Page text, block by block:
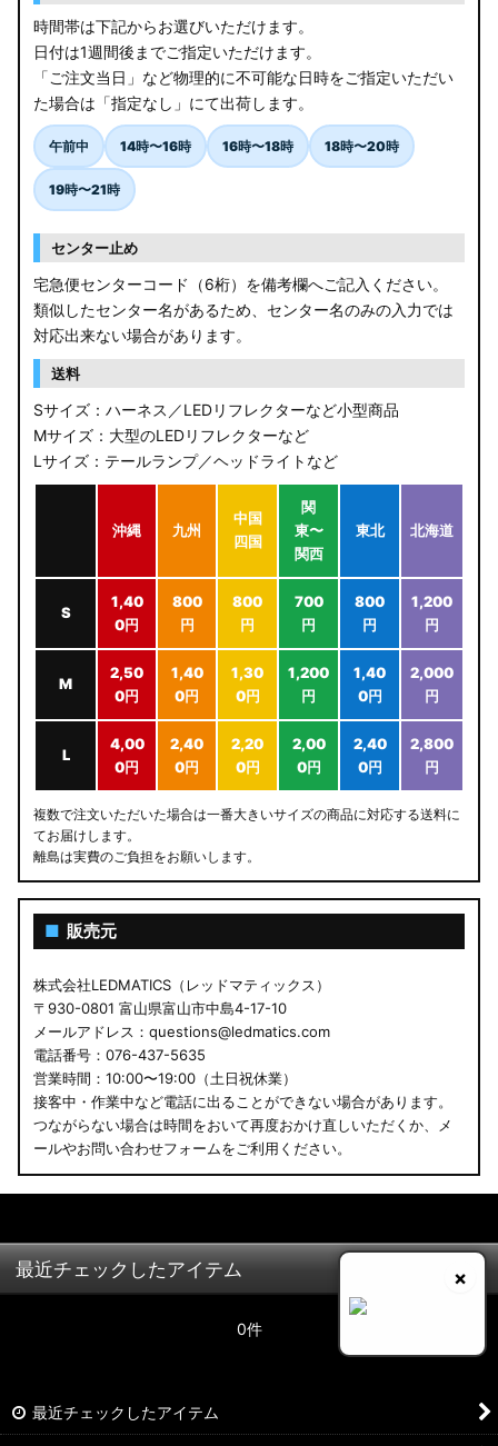
時間帯は下記からお選びいただけます。
日付は1週間後までご指定いただけます。
「ご注文当日」など物理的に不可能な日時をご指定いただい
た場合は「指定なし」にて出荷します。
午前中 14時〜16時 16時〜18時 18時〜20時
19時〜21時
センター止め
宅急便センターコード（6桁）を備考欄へご記入ください。
類似したセンター名があるため、センター名のみの入力では
対応出来ない場合があります。
送料
Sサイズ：ハーネス／LEDリフレクターなど小型商品
Mサイズ：大型のLEDリフレクターなど
Lサイズ：テールランプ／ヘッドライトなど
沖縄 九州
中国
四国
関
東〜
関西
東北 北海道
S
1,40
0円
800
円
800
円
700
円
800
円
1,200
円
M
2,50
0円
1,40
0円
1,30
0円
1,200
円
1,40
0円
2,000
円
L
4,00
0円
2,40
0円
2,20
0円
2,00
0円
2,40
0円
2,800
円
複数で注文いただいた場合は一番大きいサイズの商品に対応する送料に
てお届けします。
離島は実費のご負担をお願いします。
■ 販売元
株式会社LEDMATICS（レッドマティックス）
〒930-0801 富山県富山市中島4-17-10
メールアドレス：questions@ledmatics.com
電話番号：076-437-5635
営業時間：10:00〜19:00（土日祝休業）
接客中・作業中など電話に出ることができない場合があります。
つながらない場合は時間をおいて再度おかけ直しいただくか、メ
ールやお問い合わせフォームをご利用ください。
×
最近チェックしたアイテム
0件
最近チェックしたアイテム